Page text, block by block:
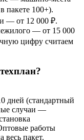
пакете 100+).
— от 12 000 ₽.
— от 15 000
цифру считаем
дней (стандартный
случаи —
работы
пакет.